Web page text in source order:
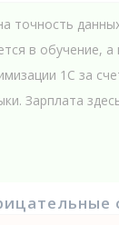
точность
в обучение, а
1С за
Зарплата